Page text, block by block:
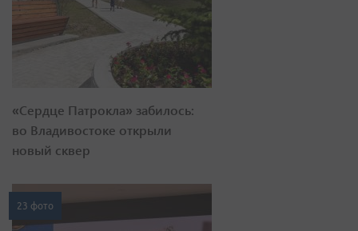
«Сердце Патрокла» забилось:
во Владивостоке открыли
новый сквер
23 фото